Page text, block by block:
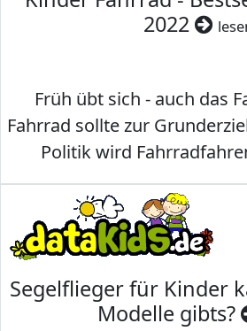
2022
Früh übt sich - auch das
Fahrrad sollte zur
Politik wird
Segelflieger für Kinder
Modelle gibts?